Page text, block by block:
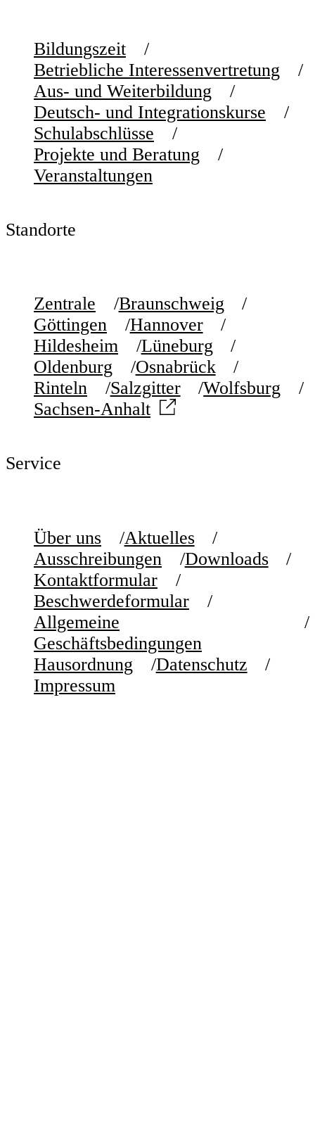
Bildungszeit
Betriebliche Interessenvertretung
Aus- und Weiterbildung
Deutsch- und Integrationskurse
Schulabschlüsse
Projekte und Beratung
Veranstaltungen
Standorte
Zentrale
Braunschweig
Göttingen
Hannover
Hildesheim
Lüneburg
Oldenburg
Osnabrück
Rinteln
Salzgitter
Wolfsburg
Sachsen-Anhalt
Service
Über uns
Aktuelles
Ausschreibungen
Downloads
Kontaktformular
Beschwerdeformular
Allgemeine
Geschäftsbedingungen
Hausordnung
Datenschutz
Impressum